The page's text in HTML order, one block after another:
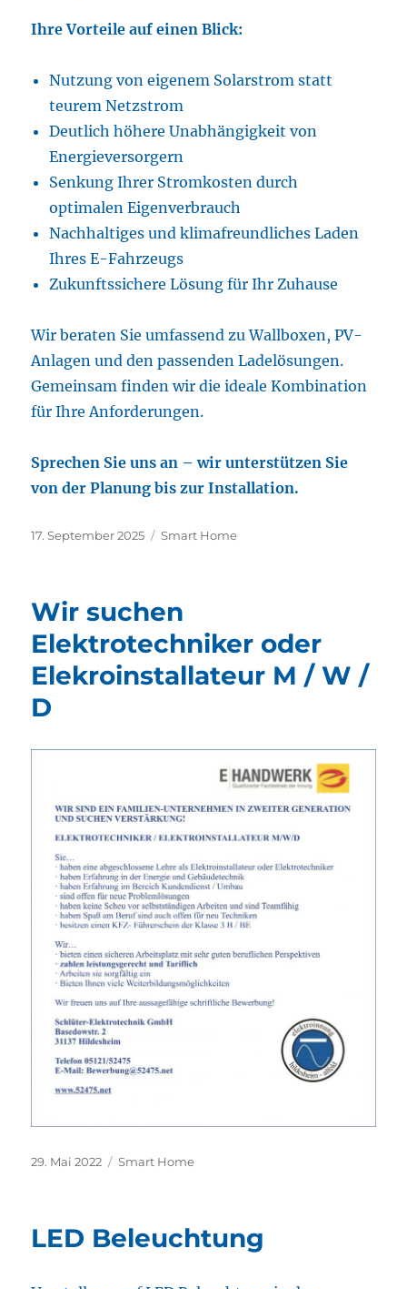
Ihre Vorteile auf einen Blick:
Nutzung von eigenem Solarstrom statt
teurem Netzstrom
Deutlich höhere Unabhängigkeit von
Energieversorgern
Senkung Ihrer Stromkosten durch
optimalen Eigenverbrauch
Nachhaltiges und klimafreundliches Laden
Ihres E-Fahrzeugs
Zukunftssichere Lösung für Ihr Zuhause
Wir beraten Sie umfassend zu Wallboxen, PV-
Anlagen und den passenden Ladelösungen.
Gemeinsam finden wir die ideale Kombination
für Ihre Anforderungen.
Sprechen Sie uns an – wir unterstützen Sie
von der Planung bis zur Installation.
Veröffentlicht
17. September 2025 Kategorien
Smart Home
Wir suchen
Elektrotechniker oder
Elekroinstallateur M / W /
D
Veröffentlicht
29. Mai 2022 Kategorien
Smart Home
LED Beleuchtung